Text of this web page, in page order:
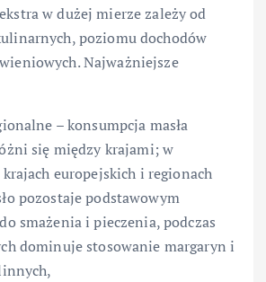
w dużej mierze zależy od
poziomu dochodów
Najważniejsze
– konsumpcja masła
się między krajami; w
europejskich i regionach
pozostaje podstawowym
smażenia i pieczenia, podczas
dominuje stosowanie margaryn i